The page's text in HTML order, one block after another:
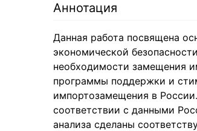
Аннотация
Данная работа посвящена
экономической
необходимости замещения
программы поддержки и
импортозамещения в
соответствии с данными
анализа сделаны